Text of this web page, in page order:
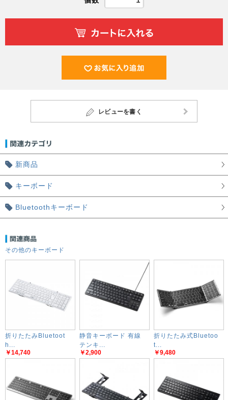
レビューを書く
新商品
キーボード
Bluetoothキーボード
その他のキーボード
折りたたみBluetoot
h...
￥14,740
静音キーボード 有線
テンキ...
￥2,900
折りたたみ式Bluetoo
t...
￥9,480